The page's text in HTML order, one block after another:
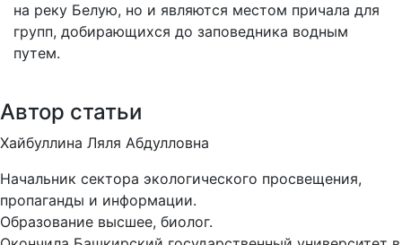
на реку Белую, но и являются местом причала для
групп, добирающихся до заповедника водным
путем.
Автор статьи
Хайбуллина Ляля Абдулловна
Начальник сектора экологического просвещения,
пропаганды и информации.
Образование высшее, биолог.